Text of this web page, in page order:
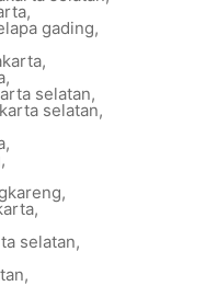
,
gading,
,
,
selatan,
selatan,
,
,
,
,
selatan,
,